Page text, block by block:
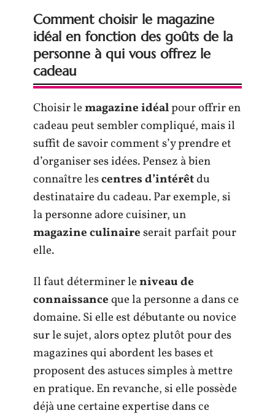
Comment choisir le magazine
idéal en fonction des goûts de la
personne à qui vous offrez le
cadeau
Choisir lemagazine idéalpour offrir en
cadeau peut sembler compliqué, mais il
suffit de savoir comment s’y prendre et
d’organiser ses idées. Pensez à bien
connaître lescentres d’intérêtdu
destinataire du cadeau. Par exemple, si
la personne adore cuisiner, un
magazine culinaireserait parfait pour
elle.
Il faut déterminer leniveau de
connaissanceque la personne a dans ce
domaine. Si elle est débutante ou novice
sur le sujet, alors optez plutôt pour des
magazines qui abordent les bases et
proposent des astuces simples à mettre
en pratique. En revanche, si elle possède
déjà une certaine expertise dans ce